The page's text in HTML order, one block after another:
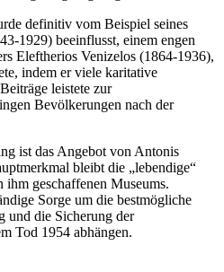
definitiv vom Beispiel seines
1929) beeinflusst, einem engen
Eleftherios Venizelos (1864-1936),
indem er viele karitative
leistete zur
Bevölkerungen nach der
ist das Angebot von Antonis
bleibt die „lebendige“
geschaffenen Museums.
Sorge um die bestmögliche
und die Sicherung der
Tod 1954 abhängen.